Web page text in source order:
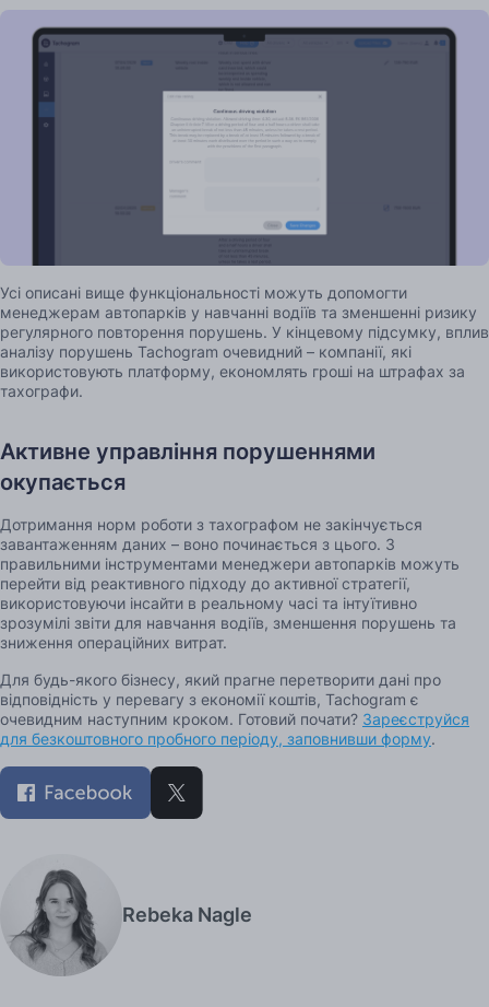
Усі описані вище функціональності можуть допомогти
менеджерам автопарків у навчанні водіїв та зменшенні ризику
регулярного повторення порушень. У кінцевому підсумку, вплив
аналізу порушень Tachogram очевидний – компанії, які
використовують платформу, економлять гроші на штрафах за
тахографи.
Активне управління порушеннями
окупається
Дотримання норм роботи з тахографом не закінчується
завантаженням даних – воно починається з цього. З
правильними інструментами менеджери автопарків можуть
перейти від реактивного підходу до активної стратегії,
використовуючи інсайти в реальному часі та інтуїтивно
зрозумілі звіти для навчання водіїв, зменшення порушень та
зниження операційних витрат.
Для будь-якого бізнесу, який прагне перетворити дані про
відповідність у перевагу з економії коштів, Tachogram є
очевидним наступним кроком. Готовий почати? Зареєструйся
для безкоштовного пробного періоду, заповнивши форму.
Rebeka Nagle